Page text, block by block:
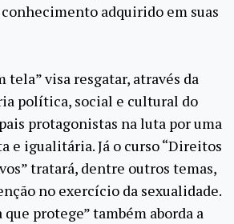
adquirido em suas
tela” visa resgatar, através da
política, social e cultural do
protagonistas na luta por uma
e igualitária. Já o curso “Direitos
tratará, dentre outros temas,
no exercício da sexualidade.
que protege” também aborda a